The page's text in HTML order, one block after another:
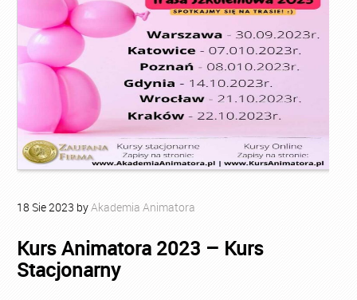
18 Sie2023 byAkademia Animatora
Kurs Animatora 2023 – Kurs
Stacjonarny